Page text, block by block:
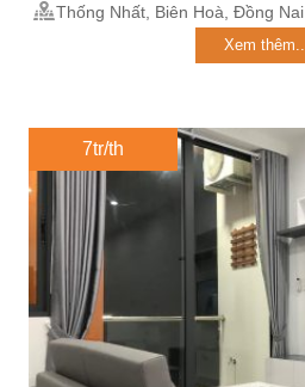
Thống Nhất, Biên Hoà, Đồng Nai
Xem thêm...
7tr/th